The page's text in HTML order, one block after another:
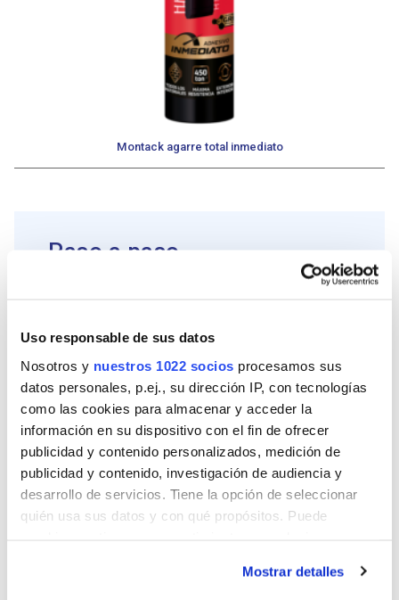
Uso responsable de sus datos
Nosotros y nuestros 1022 socios procesamos sus
datos personales, p.ej., su dirección IP, con tecnologías
como las cookies para almacenar y acceder la
información en su dispositivo con el fin de ofrecer
publicidad y contenido personalizados, medición de
publicidad y contenido, investigación de audiencia y
desarrollo de servicios. Tiene la opción de seleccionar
quién usa sus datos y con qué propósitos. Puede
Mostrar detalles
Montack agarre total inmediato
Paso a paso
PASO 1
Aplicar el adhesivo de
montaje Montack Agarre
Total Inmediato. Presionar
5 minutos y dejar secar
por 24 horas para que
haga efecto sobre las
baldas.